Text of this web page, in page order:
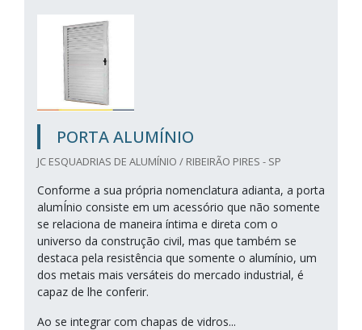
PORTA ALUMÍNIO
JC ESQUADRIAS DE ALUMÍNIO / RIBEIRÃO PIRES - SP
Conforme a sua própria nomenclatura adianta, a porta
alumÍnio consiste em um acessório que não somente
se relaciona de maneira íntima e direta com o
universo da construção civil, mas que também se
destaca pela resistência que somente o alumínio, um
dos metais mais versáteis do mercado industrial, é
capaz de lhe conferir.
Ao se integrar com chapas de vidros...